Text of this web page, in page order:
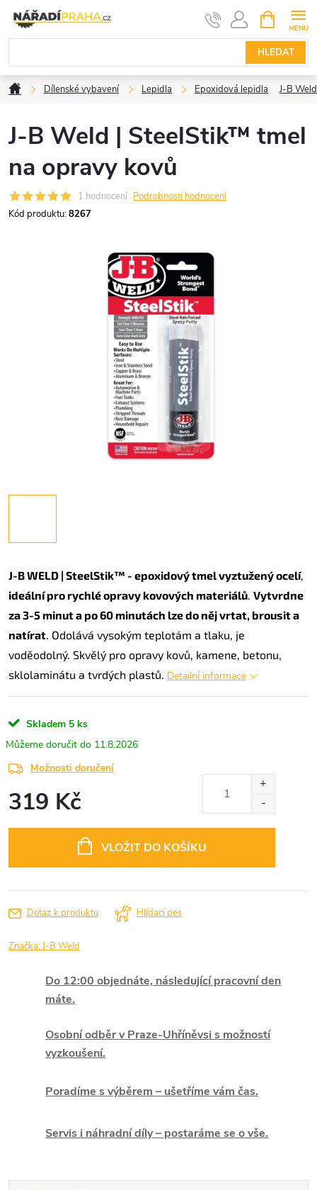
obsah
HLEDAT
NÁKUPNÍ
KOŠÍK
DomůDílenské vybavení Lepidla Epoxidová lepidla J-B
J-B Weld | SteelStik™ tmel
na opravy kovů
1 hodnocení Podrobnosti hodnocení
Kód produktu:8267
J-B WELD | SteelStik™ - epoxidový tmel vyztužený ocelí,
ideální pro rychlé opravy kovových materiálů. Vytvrdne
za 3-5 minut a po 60 minutách lze do něj vrtat, brousit a
natírat. Odolává vysokým teplotám a tlaku, je
voděodolný. Skvělý pro opravy kovů, kamene, betonu,
sklolaminátu a tvrdých plastů. Detailní informace
Skladem 5 ks
11.8.2026
Možnosti doručení
319 Kč
VLOŽIT DO KOŠÍKU
Dotaz k produktu Hlídací pes
Značka:J-B Weld
Do 12:00 objednáte, následující pracovní den
máte.
Osobní odběr v Praze-Uhříněvsi s možností
vyzkoušení.
Poradíme s výběrem – ušetříme vám čas.
Servis i náhradní díly – postaráme se o vše.